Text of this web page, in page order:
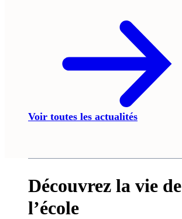
Voir toutes les actualités
Découvrez la vie de
l’école